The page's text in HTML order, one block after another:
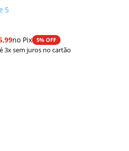
5
no Pix 5% OFF
3x sem juros no cartão